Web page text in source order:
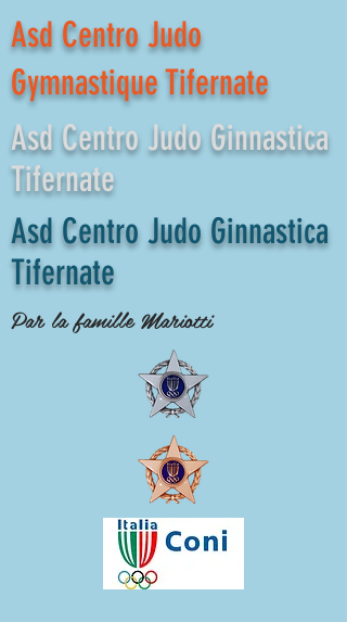
Asd Centro Judo
Gymnastique Tifernate
Asd Centro Judo Ginnastica
Tifernate
Asd Centro Judo Ginnastica
Tifernate
Par la famille Mariotti